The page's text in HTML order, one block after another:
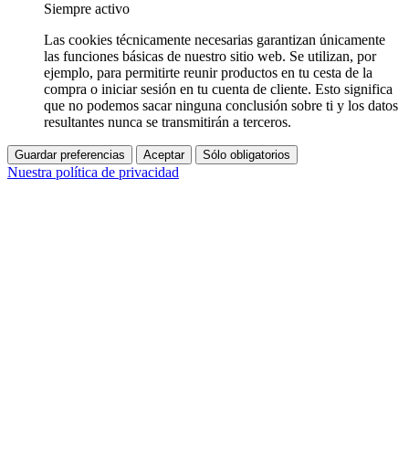
Siempre activo
Las cookies técnicamente necesarias garantizan únicamente
las funciones básicas de nuestro sitio web. Se utilizan, por
ejemplo, para permitirte reunir productos en tu cesta de la
compra o iniciar sesión en tu cuenta de cliente. Esto significa
que no podemos sacar ninguna conclusión sobre ti y los datos
resultantes nunca se transmitirán a terceros.
Guardar preferencias Aceptar Sólo obligatorios
Nuestra política de privacidad